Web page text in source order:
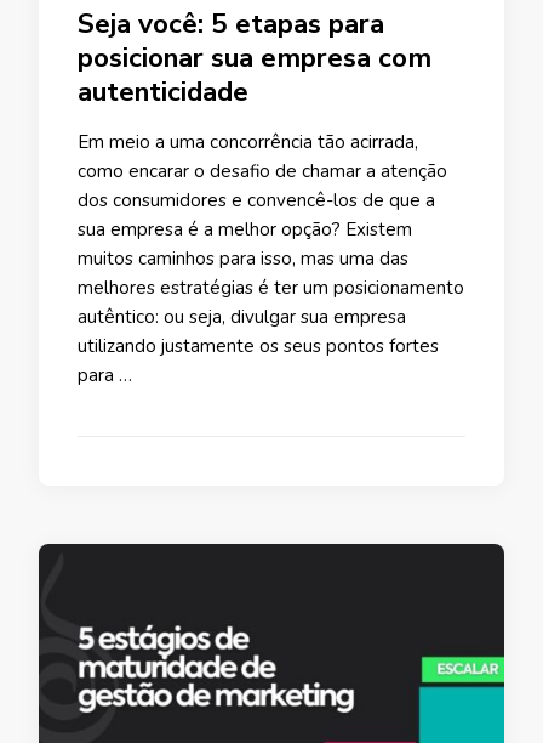
Seja você: 5 etapas para
posicionar sua empresa com
autenticidade
Em meio a uma concorrência tão acirrada,
como encarar o desafio de chamar a atenção
dos consumidores e convencê-los de que a
sua empresa é a melhor opção? Existem
muitos caminhos para isso, mas uma das
melhores estratégias é ter um posicionamento
autêntico: ou seja, divulgar sua empresa
utilizando justamente os seus pontos fortes
para …